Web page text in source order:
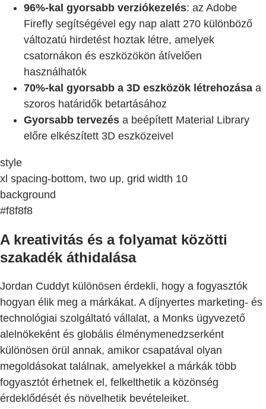
96%-kal gyorsabb verziókezelés: az Adobe
Firefly segítségével egy nap alatt 270 különböző
változatú hirdetést hoztak létre, amelyek
csatornákon és eszközökön átívelően
használhatók
70%-kal gyorsabb a 3D eszközök létrehozása a
szoros határidők betartásához
Gyorsabb tervezés a beépített Material Library
előre elkészített 3D eszközeivel
style
xl spacing-bottom, two up, grid width 10
background
#f8f8f8
A kreativitás és a folyamat közötti
szakadék áthidalása
Jordan Cuddyt különösen érdekli, hogy a fogyasztók
hogyan élik meg a márkákat. A díjnyertes marketing- és
technológiai szolgáltató vállalat, a Monks ügyvezető
alelnökeként és globális élménymenedzserként
különösen örül annak, amikor csapatával olyan
megoldásokat találnak, amelyekkel a márkák több
fogyasztót érhetnek el, felkelthetik a közönség
érdeklődését és növelhetik bevételeiket.